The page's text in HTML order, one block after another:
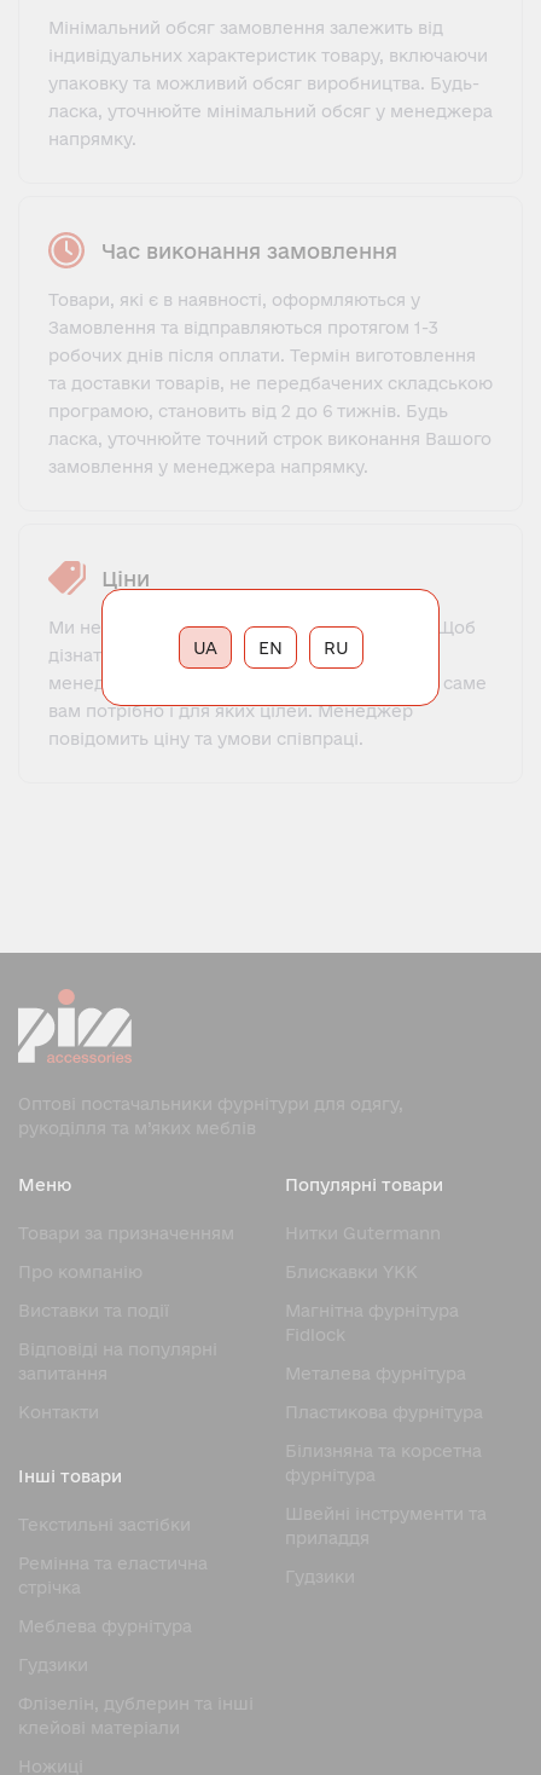
Мінімальний обсяг замовлення залежить від
індивідуальних характеристик товару, включаючи
упаковку та можливий обсяг виробництва. Будь-
ласка, уточнюйте мінімальний обсяг у менеджера
напрямку.
Час виконання замовлення
Товари, які є в наявності, оформляються у
Замовлення та відправляються протягом 1-3
робочих днів після оплати. Термін виготовлення
та доставки товарів, не передбачених складською
програмою, становить від 2 до 6 тижнів. Будь
ласка, уточнюйте точний строк виконання Вашого
замовлення у менеджера напрямку.
Ціни
Ми не пропонуємо фіксований прайс-лист. Щоб
дізнатися ціну, потрібно зв'язатися з нашим
менеджером, познайомитися, пояснити, що саме
вам потрібно і для яких цілей. Менеджер
повідомить ціну та умови співпраці.
Оптові постачальники фурнітури для одягу,
рукоділля та м’яких меблів
Меню
Товари за призначенням
Про компанію
Виставки та події
Відповіді на популярні
запитання
Контакти
Популярні товари
Нитки Gutermann
Блискавки YKK
Магнітна фурнітура
Fidlock
Металева фурнітура
Пластикова фурнітура
Білизняна та корсетна
фурнітура
Швейні інструменти та
приладдя
Гудзики
Інші товари
Текстильні застібки
Ремінна та еластична
стрічка
Меблева фурнітура
Гудзики
Флізелін, дублерин та інші
клейові матеріали
Ножицi
RU
UA EN